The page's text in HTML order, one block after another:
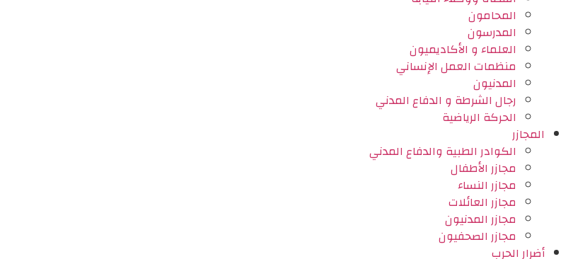
المحامون
المدرسون
العلماء و الأكاديميون
منظمات العمل الإنساني
المدنيون
رجال الشرطة و الدفاع المدني
الحركة الرياضية
المجازر
الكوادر الطبية والدفاع المدني
مجازر الأطفال
مجازر النساء
مجازر العائلات
مجازر المدنيون
مجازر الصحفيون
أضرار الحرب